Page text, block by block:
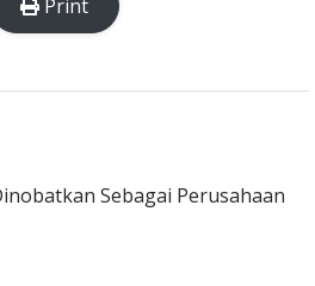
Print
Sebagai Perusahaan